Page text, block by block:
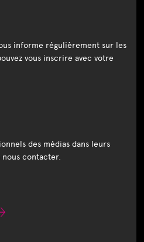
informe régulièrement sur les
vous inscrire avec votre
des médias dans leurs
nous contacter.